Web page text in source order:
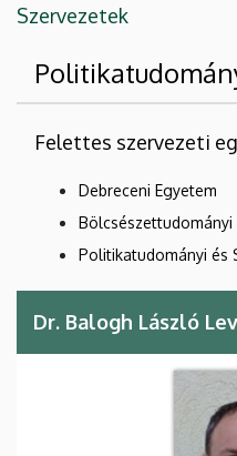
Szervezetek
Felettes szervezeti
Debreceni Egyetem
Bölcsészettudományi
Politikatudományi és
Dr. Balogh László